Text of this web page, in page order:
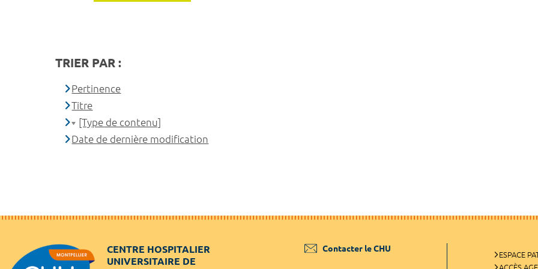
TRIER PAR :
Pertinence
Titre
[Type de contenu]
Date de dernière modification
CENTRE HOSPITALIER
UNIVERSITAIRE DE
Contacter le CHU
ESPACE
ACCÈS